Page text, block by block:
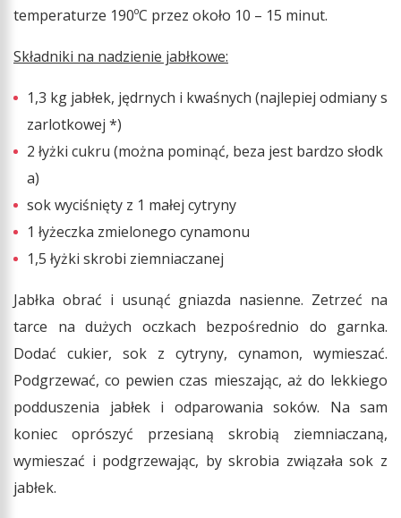
temperaturze 190ºC przez około 10 – 15 minut.
Składniki na nadzienie jabłkowe:
1,3 kg jabłek, jędrnych i kwaśnych (najlepiej odmiany s
zarlotkowej *)
2 łyżki cukru (można pominąć, beza jest bardzo słodk
a)
sok wyciśnięty z 1 małej cytryny
1 łyżeczka zmielonego cynamonu
1,5 łyżki skrobi ziemniaczanej
Jabłka obrać i usunąć gniazda nasienne. Zetrzeć na
tarce na dużych oczkach bezpośrednio do garnka.
Dodać cukier, sok z cytryny, cynamon, wymieszać.
Podgrzewać, co pewien czas mieszając, aż do lekkiego
podduszenia jabłek i odparowania soków. Na sam
koniec oprószyć przesianą skrobią ziemniaczaną,
wymieszać i podgrzewając, by skrobia związała sok z
jabłek.